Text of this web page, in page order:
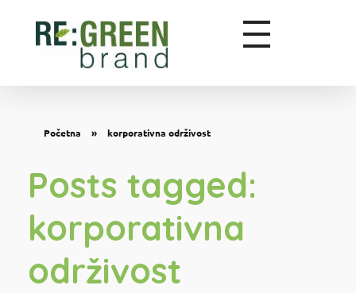
Početna » korporativna održivost
Posts tagged:
korporativna
održivost